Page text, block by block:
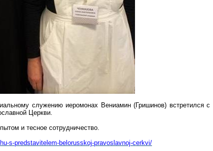
служению иеромонах Вениамин (Гришинов) встретился с
Церкви.
и тесное сотрудничество.
s-predstavitelem-belorusskoj-pravoslavnoj-cerkvi/